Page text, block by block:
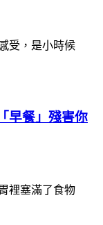
受，是小時候
早餐」殘害你
裡塞滿了食物